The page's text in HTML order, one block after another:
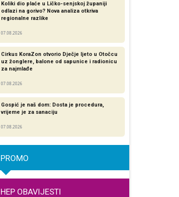
Koliki dio plaće u Ličko-senjskoj županiji
odlazi na gorivo? Nova analiza otkriva
regionalne razlike​
07.08.2026
Cirkus KoraZon otvorio Dječje ljeto u Otočcu
uz žonglere, balone od sapunice i radionicu
za najmlađe
07.08.2026
Gospić je naš dom: Dosta je procedura,
vrijeme je za sanaciju
07.08.2026
PROMO
HEP OBAVIJESTI